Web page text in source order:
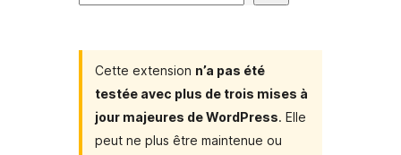
Cette extension n’a pas été
testée avec plus de trois mises à
jour majeures de WordPress. Elle
peut ne plus être maintenue ou